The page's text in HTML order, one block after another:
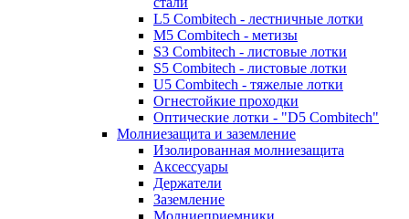
L5 Combitech - лестничные лотки
M5 Combitech - метизы
S3 Combitech - листовые лотки
S5 Combitech - листовые лотки
U5 Combitech - тяжелые лотки
Огнестойкие проходки
Оптические лотки - "D5 Combitech"
Молниезащита и заземление
Изолированная молниезащита
Аксессуары
Держатели
Заземление
Молниеприемники